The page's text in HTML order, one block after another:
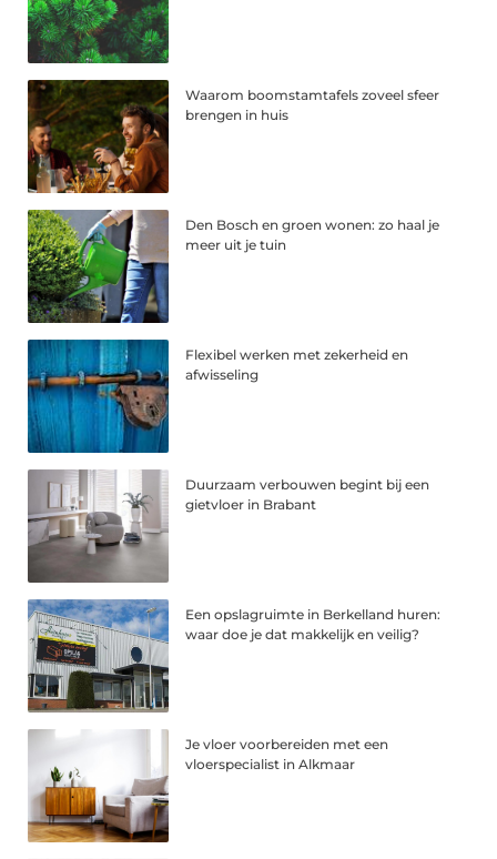
Waarom boomstamtafels zoveel sfeer
brengen in huis
Den Bosch en groen wonen: zo haal je
meer uit je tuin
Flexibel werken met zekerheid en
afwisseling
Duurzaam verbouwen begint bij een
gietvloer in Brabant
Een opslagruimte in Berkelland huren:
waar doe je dat makkelijk en veilig?
Je vloer voorbereiden met een
vloerspecialist in Alkmaar